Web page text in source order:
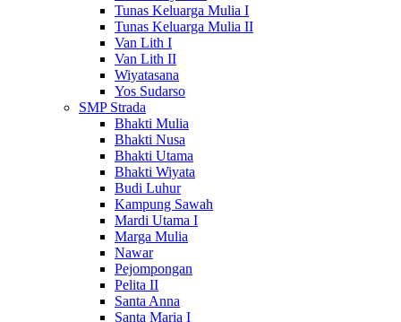
Tunas Keluarga Mulia I
Tunas Keluarga Mulia II
Van Lith I
Van Lith II
Wiyatasana
Yos Sudarso
SMP Strada
Bhakti Mulia
Bhakti Nusa
Bhakti Utama
Bhakti Wiyata
Budi Luhur
Kampung Sawah
Mardi Utama I
Marga Mulia
Nawar
Pejompongan
Pelita II
Santa Anna
Santa Maria I